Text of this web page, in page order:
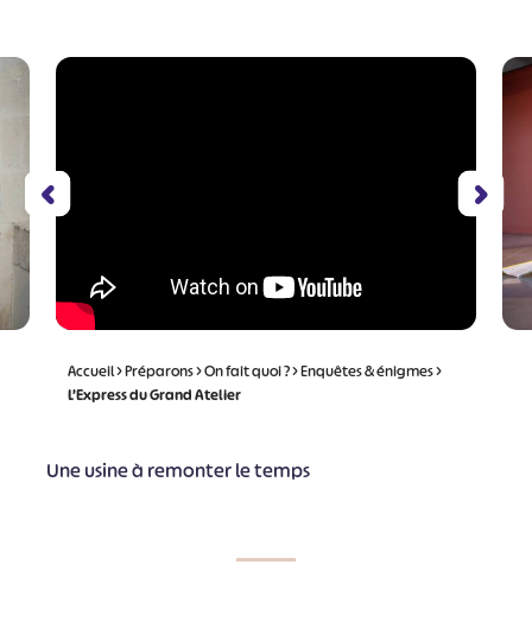
Accueil>Préparons>On fait quoi ?>Enquêtes & énigmes>
L’Express du Grand Atelier
Une usine à remonter le temps